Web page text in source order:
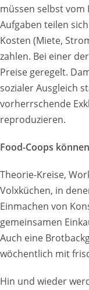
müssen selbst vom
Aufgaben teilen
Kosten (Miete,
zahlen. Bei einer
Preise geregelt.
sozialer Ausgleich
vorherrschende
reproduzieren.
Food-Coops
Theorie-Kreise,
Volxküchen, in
Einmachen von
gemeinsamen
Auch eine
wöchentlich mit
Hin und wieder